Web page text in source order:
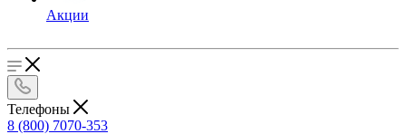
Акции
Телефоны
8 (800) 7070-353